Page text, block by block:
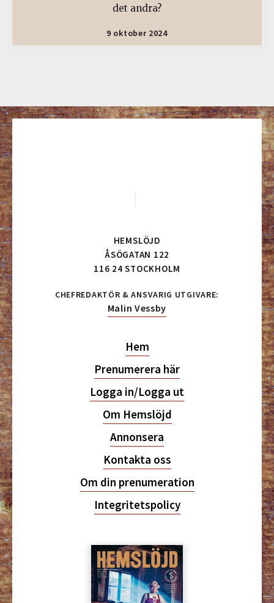
det andra?
9 oktober 2024
HEMSLÖJD
ÅSÖGATAN 122
116 24 STOCKHOLM
CHEFREDAKTÖR & ANSVARIG UTGIVARE:
Malin Vessby
Hem
Prenumerera här
Logga in/Logga ut
Om Hemslöjd
Annonsera
Kontakta oss
Om din prenumeration
Integritetspolicy